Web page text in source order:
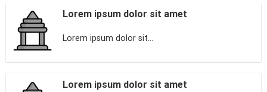
Lorem ipsum dolor sit amet
Lorem ipsum dolor sit...
Lorem ipsum dolor sit amet